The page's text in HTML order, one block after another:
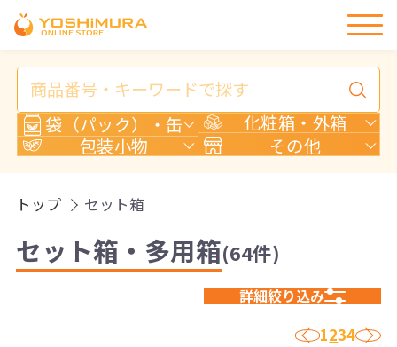
商
検
索
袋（パック）・缶
化粧箱・外箱
包装小物
その他
トップ セット箱
セット箱・多用箱(64件)
詳細絞り込み
‹ 1234 ›